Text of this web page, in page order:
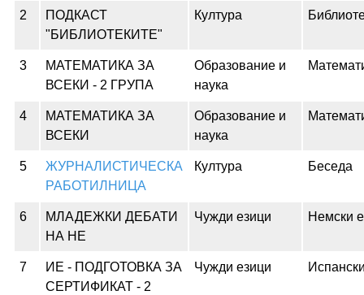
2
ПОДКАСТ
"БИБЛИОТЕКИТЕ"
Култура
3
МАТЕМАТИКА ЗА
ВСЕКИ - 2 ГРУПА
Образование и
наука
4
МАТЕМАТИКА ЗА
ВСЕКИ
Образование и
наука
5
ЖУРНАЛИСТИЧЕСКА
РАБОТИЛНИЦА
Култура Беседа
6
МЛАДЕЖКИ ДЕБАТИ
НА НЕ
Чужди езици Немски
7
ИЕ - ПОДГОТОВКА ЗА
СЕРТИФИКАТ - 2
Чужди езици